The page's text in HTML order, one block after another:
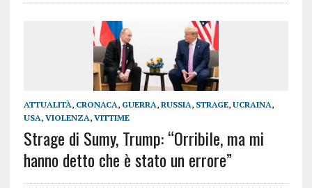
ATTUALITÀ, CRONACA, GUERRA, RUSSIA, STRAGE, UCRAINA,
USA, VIOLENZA, VITTIME
Strage di Sumy, Trump: “Orribile, ma mi
hanno detto che è stato un errore”